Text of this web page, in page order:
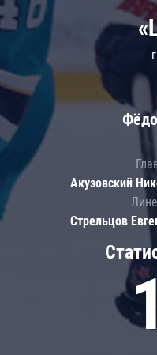
Акузовский
Стрельцов